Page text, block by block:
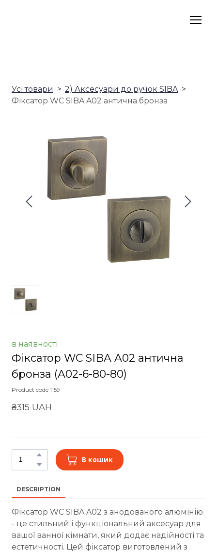
Усі товари
2) Аксесуари до ручок SIBA
Фіксатор WC SIBA A02 антична бронза
в наявності
Фіксатор WC SIBA A02 антична
бронза (A02-6-80-80)
Product code 1159
₴315 UAH
В кошик
DESCRIPTION
Фіксатор WC SIBA A02 з анодованого алюмінію
- це стильний і функціональний аксесуар для
вашої ванної кімнати, який додає надійності та
естетичності. Цей фіксатор виготовлений з